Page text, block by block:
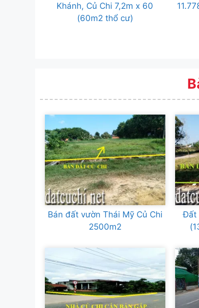
Khánh, Củ Chi 7,2m x 60
(60m2 thổ cư)
Bán đất vườn Thái Mỹ Củ Chi
2500m2
Đất